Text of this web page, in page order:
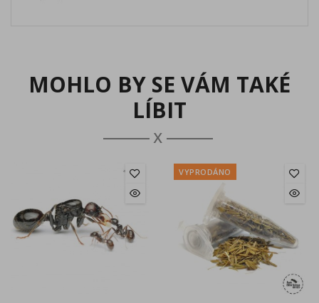
MOHLO BY SE VÁM TAKÉ
LÍBIT
VYPRODÁNO